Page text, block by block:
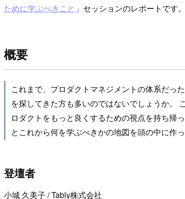
ために学ぶべきこと 」セッションのレポートです。
概要
これまで、プロダクトマネジメントの体系だっ
を探してきた方も多いのではないでしょうか。
ロダクトをもっと良くするための視点を持ち帰
とこれから何を学ぶべきかの地図を頭の中に作
登壇者
小城 久美子 / Tably株式会社